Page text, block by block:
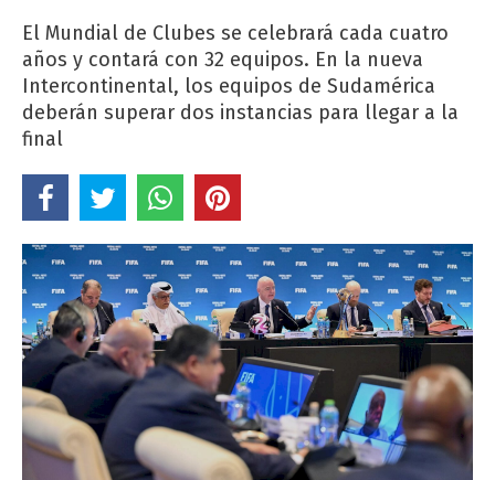
El Mundial de Clubes se celebrará cada cuatro
años y contará con 32 equipos. En la nueva
Intercontinental, los equipos de Sudamérica
deberán superar dos instancias para llegar a la
final